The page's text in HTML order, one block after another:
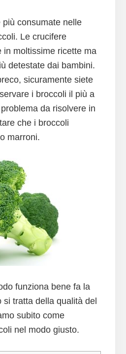
consumate nelle
Le crucifere
in moltissime ricette ma
detestate dai bambini.
sicuramente siete
i broccoli il più a
da risolvere in
che i broccoli
marroni.
funziona bene fa la
tratta della qualità del
subito come
nel modo giusto.